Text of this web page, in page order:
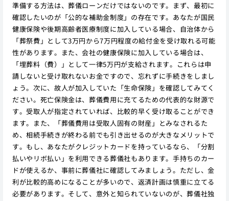
準備する方法は、葬儀ローンだけではないのです。まず、最初に
確認したいのが「公的な補助金制度」の存在です。あなたが国民
健康保険や後期高齢者医療制度に加入している場合、自治体から
「葬祭費」として3万円から7万円程度の給付金を受け取れる可能
性があります。また、会社の健康保険に加入している場合は、
「埋葬料（費）」として一律5万円が支給されます。これらは申
請しないと受け取れないお金ですので、忘れずに手続きをしまし
ょう。次に、故人が加入していた「生命保険」を確認してみてく
ださい。死亡保険金は、葬儀費用に充てるための代表的な財源で
す。受取人が指定されていれば、比較的早く受け取ることができ
ます。また、「葬儀費用は受取人固有の財産」とみなされるた
め、相続手続きが終わる前でも引き出せるのが大きなメリットで
す。もし、あなたがクレジットカードを持っているなら、「分割
払いやリボ払い」を利用できる葬儀社もあります。手持ちのカー
ドが使えるか、事前に葬儀社に確認してみましょう。ただし、金
利が比較的高めになることが多いので、返済計画は慎重に立てる
必要があります。そして、意外と知られていないのが、葬儀社独